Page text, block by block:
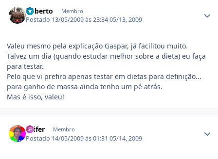
Roberto Membro
Postado 13/05/2009 às 23:3405/13, 2009
Valeu mesmo pela explicação Gaspar, já facilitou muito.
Talvez um dia (quando estudar melhor sobre a dieta) eu faça
para testar.
Pelo que vi prefiro apenas testar em dietas para definição...
para ganho de massa ainda tenho um pé atrás.
Mas é isso, valeu!
Seifer Membro
Postado 14/05/2009 às 01:3105/14, 2009